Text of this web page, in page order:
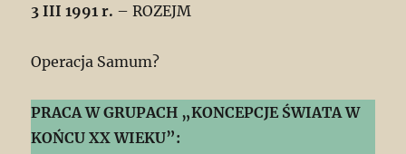
3 III 1991 r. – ROZEJM
Operacja Samum?
PRACA W GRUPACH „KONCEPCJE ŚWIATA W
KOŃCU XX WIEKU”: